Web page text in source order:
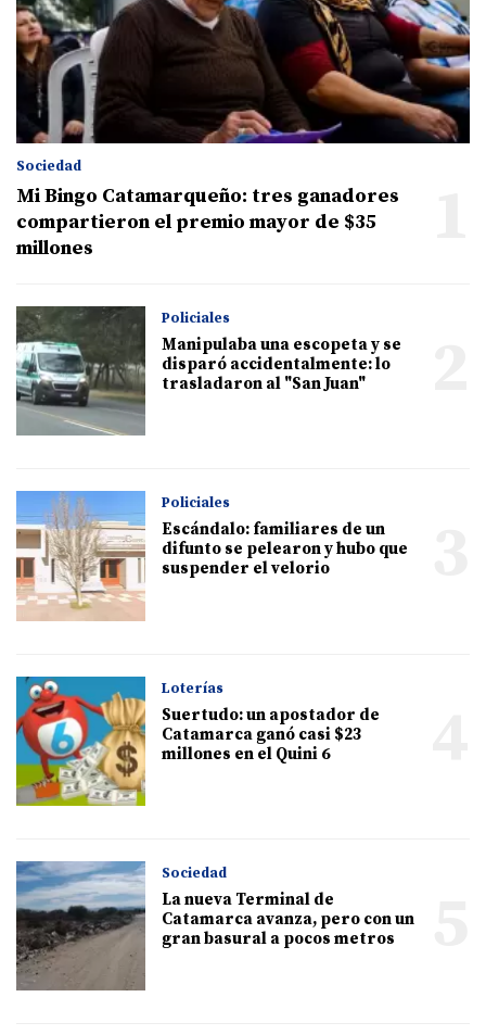
Sociedad
Mi Bingo Catamarqueño: tres ganadores
compartieron el premio mayor de $35
millones
Policiales
Manipulaba una escopeta y se
disparó accidentalmente: lo
trasladaron al "San Juan"
Policiales
Escándalo: familiares de un
difunto se pelearon y hubo que
suspender el velorio
Loterías
Suertudo: un apostador de
Catamarca ganó casi $23
millones en el Quini 6
Sociedad
La nueva Terminal de
Catamarca avanza, pero con un
gran basural a pocos metros